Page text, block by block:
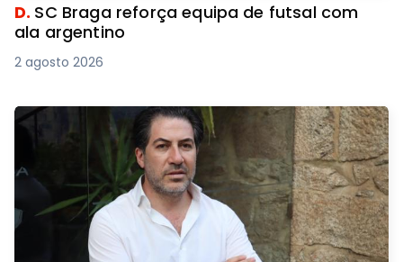
D. SC Braga reforça equipa de futsal com
ala argentino
2 agosto 2026